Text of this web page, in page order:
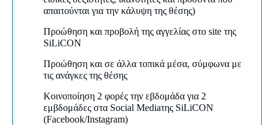
απαιτούνται για την κάλυψη της θέσης)
Προώθηση και προβολή της αγγελίας στο site της
SiLiCON
Προώθηση και σε άλλα τοπικά μέσα, σύμφωνα με
τις ανάγκες της θέσης
Κοινοποίηση 2 φορές την εβδομάδα για 2
εμβδομάδες στα Social Mediaτης SiLiCON
(Facebook/Instagram)